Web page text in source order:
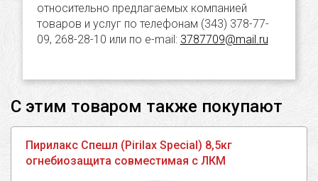
относительно предлагаемых компанией
товаров и услуг по телефонам (343) 378-77-
09, 268-28-10 или по e-mail: 3787709@mail.ru
С этим товаром также покупают
Пирилакс Спешл (Pirilax Special) 8,5кг
огнебиозащита совместимая с ЛКМ